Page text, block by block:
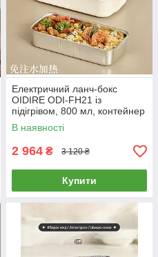
Електричний ланч-бокс
OIDIRE ODI-FH21 із
підігрівом, 800 мл, контейнер
із нержавіючої сталі, 45 Вт
В наявності
2 964 ₴ 3 120 ₴
Купити